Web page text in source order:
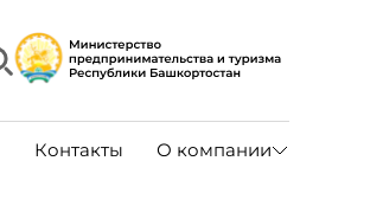
Контакты О компании